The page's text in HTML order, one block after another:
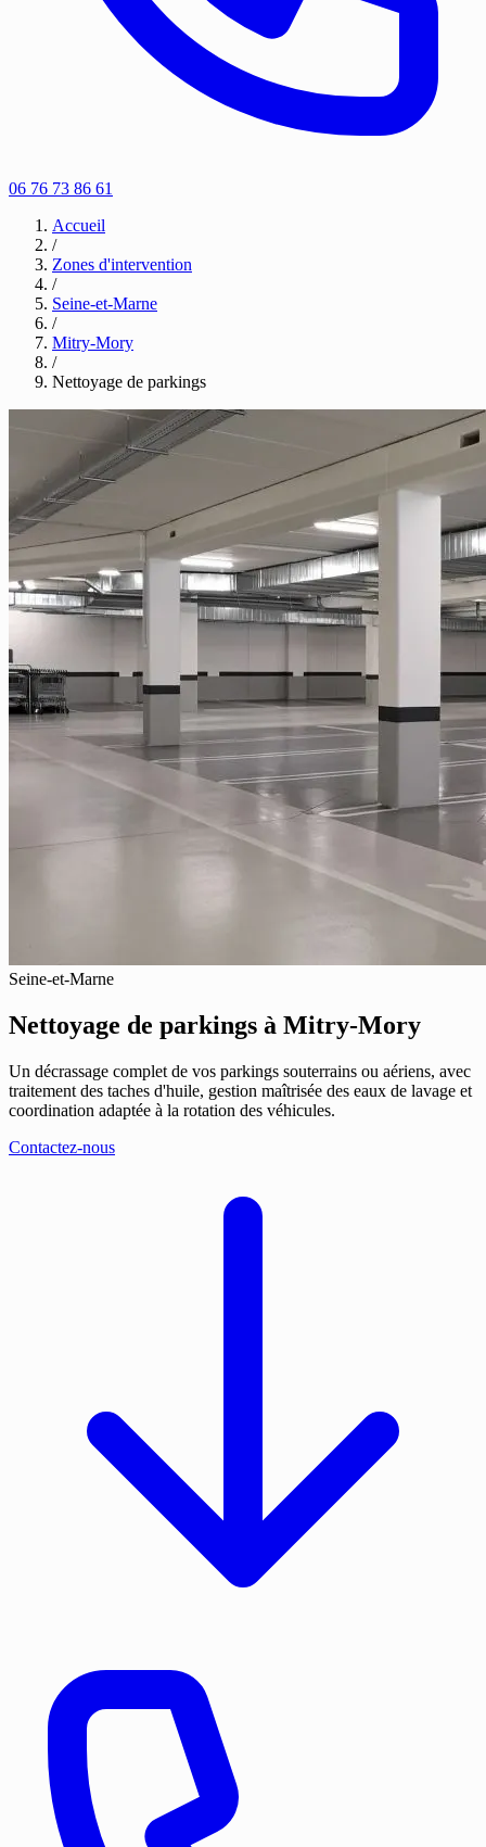
06 76 73 86 61
Accueil
/
Zones d'intervention
/
Seine-et-Marne
/
Mitry-Mory
/
Nettoyage de parkings
Seine-et-Marne
Nettoyage de parkings à Mitry-Mory
Un décrassage complet de vos parkings souterrains ou aériens, avec
traitement des taches d'huile, gestion maîtrisée des eaux de lavage et
coordination adaptée à la rotation des véhicules.
Contactez-nous